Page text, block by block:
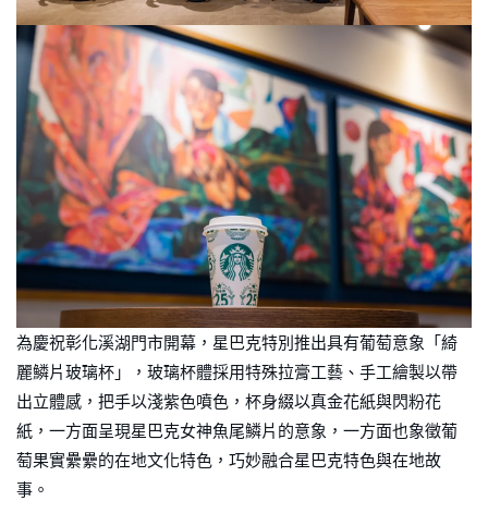
為慶祝彰化溪湖門市開幕，星巴克特別推出具有葡萄意象「綺
麗鱗片玻璃杯」，玻璃杯體採用特殊拉膏工藝、手工繪製以帶
出立體感，把手以淺紫色噴色，杯身綴以真金花紙與閃粉花
紙，一方面呈現星巴克女神魚尾鱗片的意象，一方面也象徵葡
萄果實纍纍的在地文化特色，巧妙融合星巴克特色與在地故
事。